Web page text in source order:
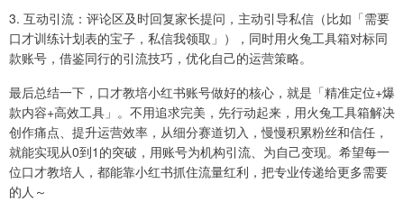
3. 互动引流：评论区及时回复家长提问，主动引导私信（比如「需要
口才训练计划表的宝子，私信我领取」），同时用火兔工具箱对标同
款账号，借鉴同行的引流技巧，优化自己的运营策略。
最后总结一下，口才教培小红书账号做好的核心，就是「精准定位+爆
款内容+高效工具」。不用追求完美，先行动起来，用火兔工具箱解决
创作痛点、提升运营效率，从细分赛道切入，慢慢积累粉丝和信任，
就能实现从0到1的突破，用账号为机构引流、为自己变现。希望每一
位口才教培人，都能靠小红书抓住流量红利，把专业传递给更多需要
的人～